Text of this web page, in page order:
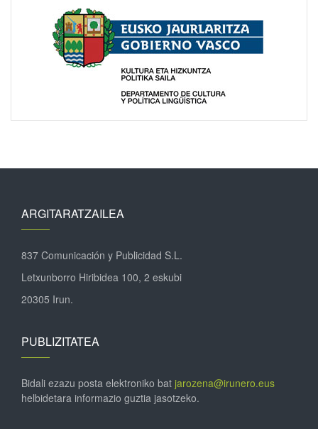
ARGITARATZAILEA
837 Comunicación y Publicidad S.L.
Letxunborro Hiribidea 100, 2 eskubi
20305 Irun.
PUBLIZITATEA
Bidali ezazu posta elektroniko bat jarozena@irunero.eus
helbidetara informazio guztia jasotzeko.